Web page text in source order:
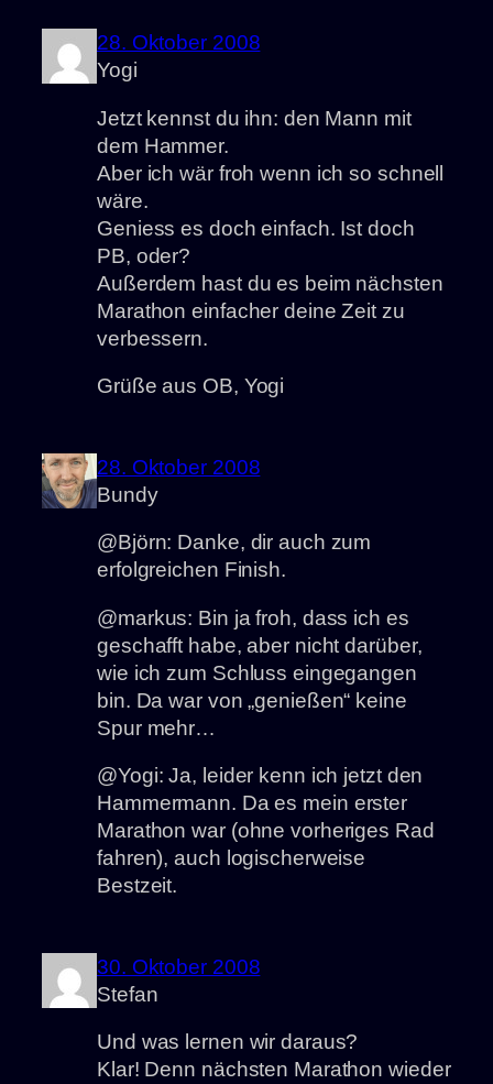
28. Oktober 2008
Yogi
Jetzt kennst du ihn: den Mann mit
dem Hammer.
Aber ich wär froh wenn ich so schnell
wäre.
Geniess es doch einfach. Ist doch
PB, oder?
Außerdem hast du es beim nächsten
Marathon einfacher deine Zeit zu
verbessern.
Grüße aus OB, Yogi
28. Oktober 2008
Bundy
@Björn: Danke, dir auch zum
erfolgreichen Finish.
@markus: Bin ja froh, dass ich es
geschafft habe, aber nicht darüber,
wie ich zum Schluss eingegangen
bin. Da war von „genießen“ keine
Spur mehr…
@Yogi: Ja, leider kenn ich jetzt den
Hammermann. Da es mein erster
Marathon war (ohne vorheriges Rad
fahren), auch logischerweise
Bestzeit.
30. Oktober 2008
Stefan
Und was lernen wir daraus?
Klar! Denn nächsten Marathon wieder